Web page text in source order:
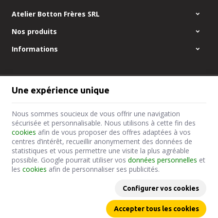
Atelier Botton Frères SRL
Nos produits
Informations
Atelier Botton | N° d'entreprise : 0427.781.480 |
Contact|Conditions générales
Conditions d'utilisation du site web|Cookies|Données personnelles|
© Copyright 2023-2026 -E-net Business, accélérateur d'e-commerce
pour commerçants, indépendants & PME
Une expérience unique
Nous sommes soucieux de vous offrir une navigation
sécurisée et personnalisable. Nous utilisons à cette fin des
cookies afin de vous proposer des offres adaptées à vos
centres d’intérêt, recueillir anonymement des données de
statistiques et vous permettre une visite la plus agréable
possible. Google pourrait utiliser vos données personnelles et
les cookies afin de personnaliser ses publicités.
Configurer vos cookies
Accepter tous les cookies